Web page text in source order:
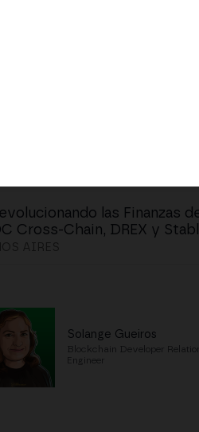
las Finanzas
Cross-Chain, DREX y
Solange Gueiros
Blockchain Developer
Engineer